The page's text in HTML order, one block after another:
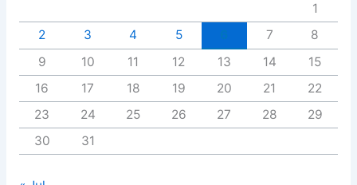
1
2
3 4 5 7
8
9
10 11 12 13 14
15
16
17 18 19 20 21
22
23
24 25 26 27 28
29
30
31